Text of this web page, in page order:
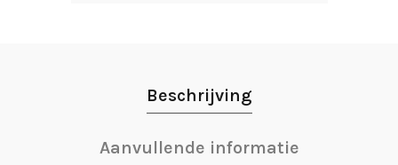
Beschrijving
Aanvullende informatie